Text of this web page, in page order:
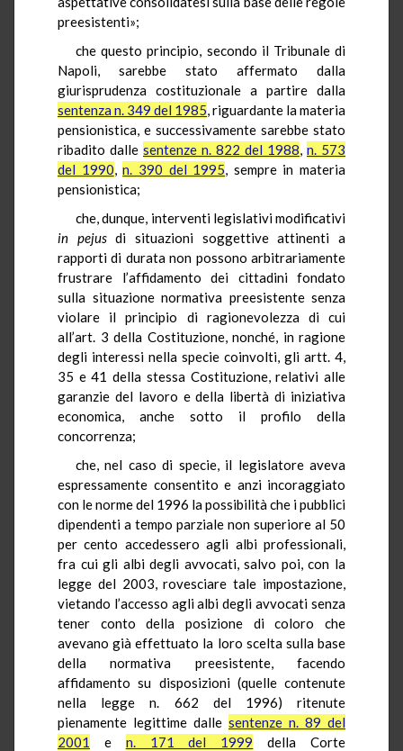
preesistenti»;
che questo principio, secondo il Tribunale di
Napoli, sarebbe stato affermato dalla
giurisprudenza costituzionale a partire dalla
sentenza n. 349 del 1985, riguardante la materia
pensionistica, e successivamente sarebbe stato
ribadito dalle sentenze n. 822 del 1988, n. 573
del 1990,n. 390 del 1995, sempre in materia
pensionistica;
che, dunque, interventi legislativi modificativi
in pejusdi situazioni soggettive attinenti a
rapporti di durata non possono arbitrariamente
frustrare l’affidamento dei cittadini fondato
sulla situazione normativa preesistente senza
violare il principio di ragionevolezza di cui
all’art. 3 della Costituzione, nonché, in ragione
degli interessi nella specie coinvolti, gli artt. 4,
35 e 41 della stessa Costituzione, relativi alle
garanzie del lavoro e della libertà di iniziativa
economica, anche sotto il profilo della
concorrenza;
che, nel caso di specie, il legislatore aveva
espressamente consentito e anzi incoraggiato
con le norme del 1996 la possibilità che i pubblici
dipendenti a tempo parziale non superiore al 50
per cento accedessero agli albi professionali,
fra cui gli albi degli avvocati, salvo poi, con la
legge del 2003, rovesciare tale impostazione,
vietando l’accesso agli albi degli avvocati senza
tener conto della posizione di coloro che
avevano già effettuato la loro scelta sulla base
della normativa preesistente, facendo
affidamento su disposizioni (quelle contenute
nella legge n. 662 del 1996) ritenute
pienamente legittime dalle sentenze n. 89 del
2001
e n. 171 del 1999 della Corte